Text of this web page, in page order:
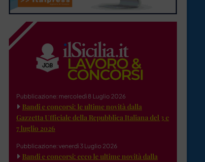
Pubblicazione: mercoledì 8 Luglio 2026
Bandi e concorsi: le ultime novità dalla
Gazzetta Ufficiale della Repubblica Italiana del 3 e
7 luglio 2026
Pubblicazione: venerdì 3 Luglio 2026
Bandi e concorsi: ecco le ultime novità dalla